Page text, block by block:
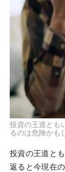
投資の王道とも
るのは危険かも
投資の王道と
返ると今現在